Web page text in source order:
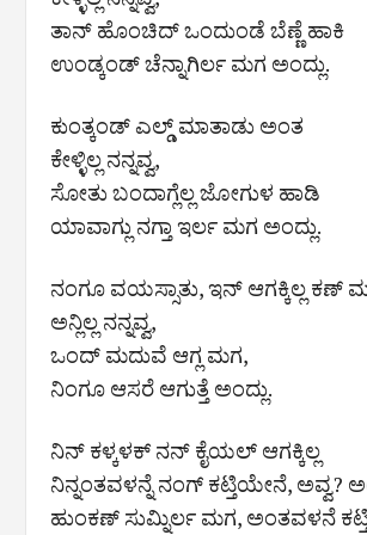
ತಾನ್ ಹೊಂಚಿದ್ ಒಂದುಂಡೆ ಬೆಣ್ಣೆ ಹಾಕಿ
ಉಂಡ್ಕಂಡ್ ಚೆನ್ನಾಗಿರ್ಲ ಮಗ ಅಂದ್ಲು.
ಕುಂತ್ಕಂಡ್ ಎಲ್ಡ್ ಮಾತಾಡು ಅಂತ
ಕೇಳ್ಳಿಲ್ಲ ನನ್ನವ್ವ,
ಸೋತು ಬಂದಾಗ್ಲೆಲ್ಲ ಜೋಗುಳ ಹಾಡಿ
ಯಾವಾಗ್ಲು ನಗ್ತಾ ಇರ್ಲ ಮಗ ಅಂದ್ಲು.
ನಂಗೂ ವಯಸ್ಸಾತು, ಇನ್ ಆಗಕ್ಕಿಲ್ಲ ಕಣ್
ಅನ್ಲಿಲ್ಲ ನನ್ನವ್ವ,
ಒಂದ್ ಮದುವೆ ಆಗ್ಲ ಮಗ,
ನಿಂಗೂ ಆಸರೆ ಆಗುತ್ತೆ ಅಂದ್ಲು.
ನಿನ್ ಕಳ್ಕಳಕ್ ನನ್ ಕೈಯಲ್ ಆಗಕ್ಕಿಲ್ಲ
ನಿನ್ನಂತವಳನ್ನೆ ನಂಗ್ ಕಟ್ತಿಯೇನೆ, ಅವ್ವ?
ಹುಂಕಣ್ ಸುಮ್ನಿರ್ಲ ಮಗ, ಅಂತವಳನೆ